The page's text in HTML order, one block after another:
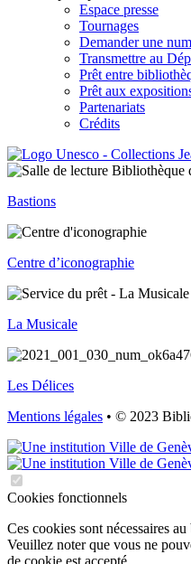
Espace presse
Tournages
Demander une
Transmettre au
Prêt entre
Prêt aux
Partenariats
Crédits
Bastions
Centre d’iconographie
La Musicale
Les Délices
Mentions légales • © 2023
Cookies fonctionnels
Ces cookies sont nécessaires
Veuillez noter que vous ne